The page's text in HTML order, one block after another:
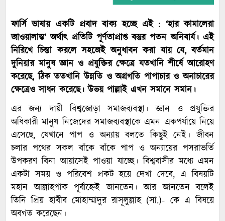
ফার্সি ভাষায় একটি প্রবাদ বাক্য হচ্ছে এই : ‘হার কামালেরা
জাওয়ালাস্ত’ অর্থাৎ প্রতিটি পূর্ণতাপ্রাপ্ত বস্তুর পতন অনিবার্য। এই
নিরিখে চিন্তা করলে সহজেই অনুধাবন করা যায় যে, বর্তমান
দুনিয়ার মানুষ জ্ঞান ও প্রযুক্তির ক্ষেত্রে যতখানি শীর্ষে আরোহণ
করেছে, ঠিক ততখানি উন্নতি ও অগ্রগতি পাপাচার ও অনাচারের
ক্ষেত্রেও সাধন করেছে। উভয় পাল্লাই এখন সমানে সমান।
এর জন্য দায়ী বিশ্বজোড়া সমাজব্যবস্থা। জ্ঞান ও প্রযুক্তির
অধিকারী মানুষ নিজেদের সমাজব্যবস্থাকে এমন একপর্যায়ে নিয়ে
এসেছে, যেখানে পাপ ও অন্যায় বলতে কিছুই নেই। জীবন
চলার পথের সকল বাঁকে বাঁকে পাপ ও অন্যায়ের পসরাভর্তি
উপকরণ বিনা আয়াসেই পাওয়া যাচ্ছে। বিশ্ববাসীর মধ্যে এমন
একটা সময় ও পরিবেশ প্রকট হয়ে দেখা দেবে, এ বিষয়টি
মহান আল্লাহপাক পূর্বাহ্নেই জানতেন। আর জানতেন বলেই
তিনি প্রিয় হাবীব মোহাম্মাদুর রাসূলুল্লাহ (সা.)- কে এ বিষয়ে
অবগত করেছেন।